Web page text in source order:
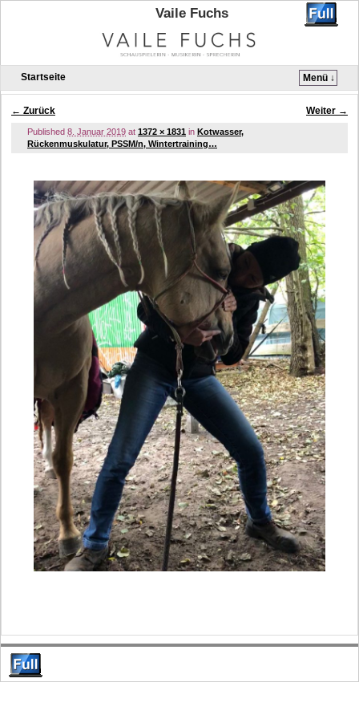
Vaile Fuchs
Startseite
Menü ↓
Zum Inhalt wechseln
Zum sekundären Inhalt wechseln
Bilder-Navigation
← Zurück Weiter →
Published 8. Januar 2019 at 1372 × 1831 in Kotwasser,
Rückenmuskulatur, PSSM/n, Wintertraining…